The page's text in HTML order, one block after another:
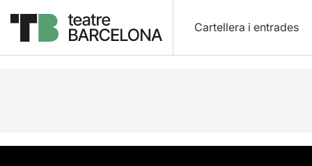
Cartellera i entrades
Descripció Fitxa artística